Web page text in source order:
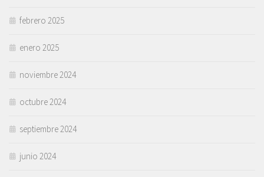
febrero 2025
enero 2025
noviembre 2024
octubre 2024
septiembre 2024
junio 2024